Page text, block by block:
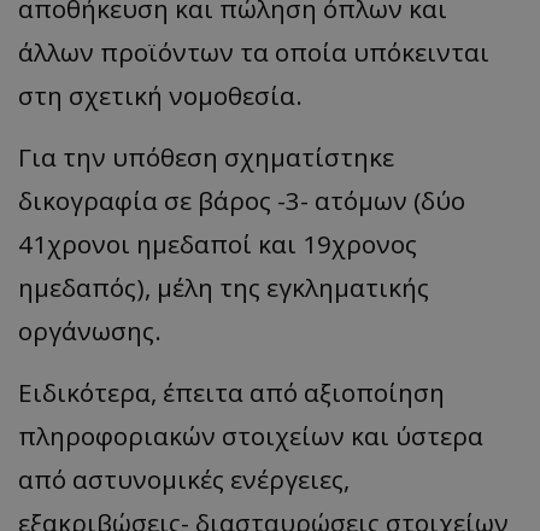
αποθήκευση και πώληση όπλων και
άλλων προϊόντων τα οποία υπόκεινται
στη σχετική νομοθεσία.
Για την υπόθεση σχηματίστηκε
δικογραφία σε βάρος -3- ατόμων (δύο
41χρονοι ημεδαποί και 19χρονος
ημεδαπός), μέλη της εγκληματικής
οργάνωσης.
Ειδικότερα, έπειτα από αξιοποίηση
πληροφοριακών στοιχείων και ύστερα
από αστυνομικές ενέργειες,
εξακριβώσεις- διασταυρώσεις στοιχείων